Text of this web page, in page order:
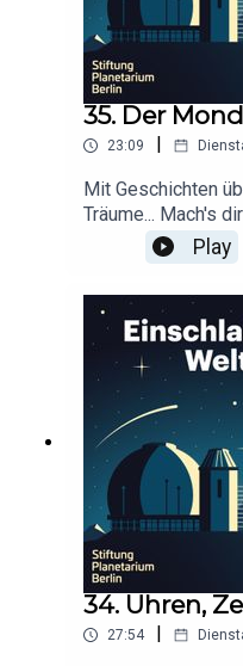
35. Der Mond
23:09
Mit Geschichten
Träume... Mach's
ein!Dieser
finanziert. Infos
Werbepartner:
https://linktr.ee/
t von Tim
Kooperation mit
BerlinRedaktion:
Staesche, Ghazal
StaescheCover-
Play
34. Uhren,
27:54